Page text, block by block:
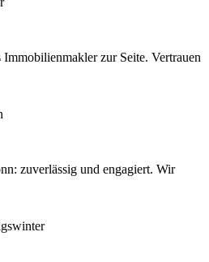
zur Seite. Vertrauen
zuverlässig und engagiert. Wir